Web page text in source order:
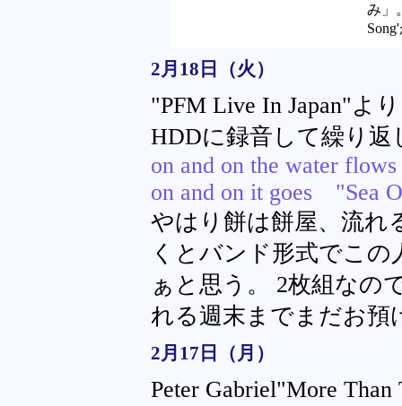
み」
2月18日（火）
"PFM Live In Japan"よ
HDDに録音して繰り返
on and on the water flows
on and on it goes "Sea
やはり餅は餅屋、流れ
くとバンド形式でこ
ぁと思う。 2枚組なの
れる週末までまだお預
2月17日（月）
Peter Gabriel"More